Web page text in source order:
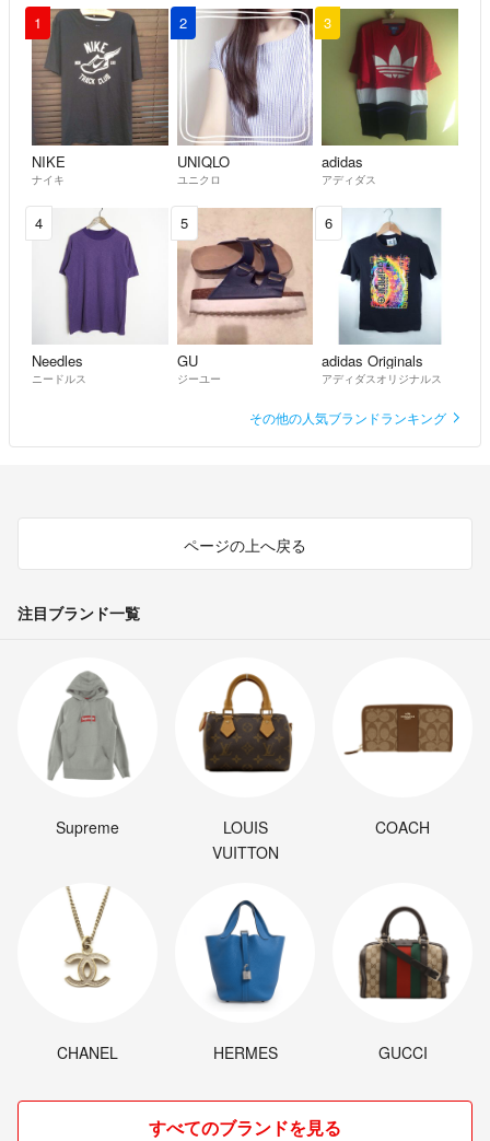
1
NIKE
ナイキ
2
UNIQLO
ユニクロ
3
adidas
アディダス
4
Needles
ニードルス
5
GU
ジーユー
6
adidas Originals
アディダスオリジナルス
その他の人気ブランドランキング
ページの上へ戻る
注目ブランド一覧
Supreme
LOUIS
VUITTON
COACH
CHANEL HERMES GUCCI
すべてのブランドを見る